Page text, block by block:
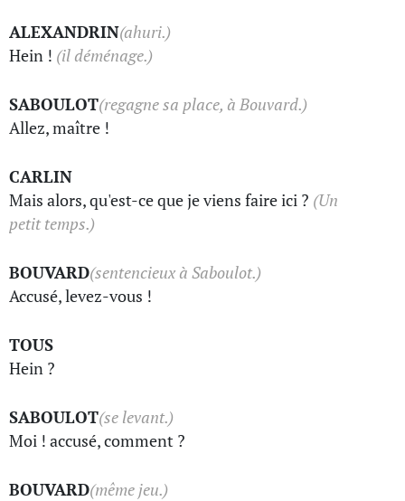
ALEXANDRIN(ahuri.)
Hein ! (il déménage.)
SABOULOT(regagne sa place, à Bouvard.)
Allez, maître !
CARLIN
Mais alors, qu'est-ce que je viens faire ici ? (Un
petit temps.)
BOUVARD(sentencieux à Saboulot.)
Accusé, levez-vous !
TOUS
Hein ?
SABOULOT(se levant.)
Moi ! accusé, comment ?
BOUVARD(même jeu.)